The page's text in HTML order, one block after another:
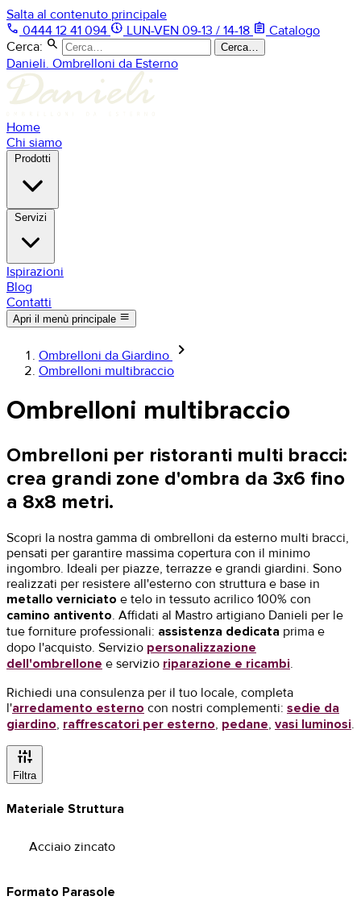
Salta al contenuto principale
phone 0444 12 41 094 nest_clock_farsight_analog LUN-VEN 09-13 / 14-18 assignment Catalogo
Cerca: search Cerca…
Danieli. Ombrelloni da Esterno
Home
Chi siamo
Prodotti
Servizi
Ispirazioni
Blog
Contatti
Apri il menù principale menu
Ombrelloni da Giardino keyboard_arrow_right
Ombrelloni multibraccio
Ombrelloni multibraccio
Ombrelloni per ristoranti multi bracci:
crea grandi zone d'ombra da 3x6 fino
a 8x8 metri.
Scopri la nostra gamma di ombrelloni da esterno multi bracci,
pensati per garantire massima copertura con il minimo
ingombro. Ideali per piazze, terrazze e grandi giardini. Sono
realizzati per resistere all'esterno con struttura e base in
metallo verniciato e telo in tessuto acrilico 100% con
camino antivento . Affidati al Mastro artigiano Danieli per le
tue forniture professionali: assistenza dedicata prima e
dopo l'acquisto. Servizio personalizzazione
dell'ombrellone e servizio riparazione e ricambi
Richiedi una consulenza per il tuo locale, completa
l'arredamento esterno con nostri complementi: sedie da
giardino raffrescatori per esterno pedane vasi luminosi
instant_mix
Filtra
Materiale Struttura
Acciaio zincato
Formato Parasole